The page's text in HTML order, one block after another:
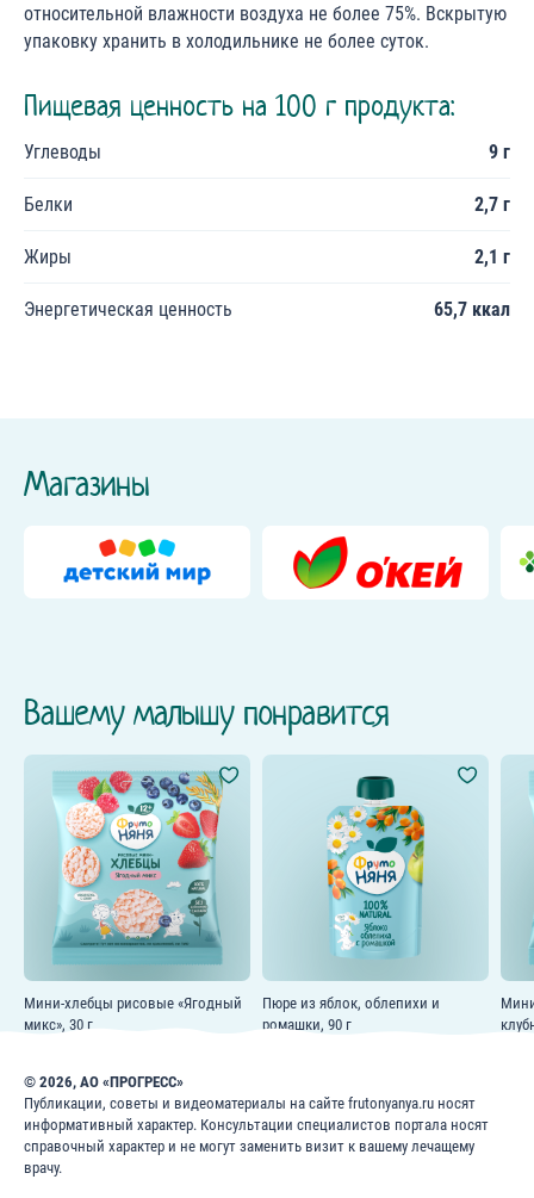
относительной влажности воздуха не более 75%. Вскрытую
упаковку хранить в холодильнике не более суток.
Пищевая ценность на 100 г продукта:
Углеводы 9 г
Белки 2,7 г
Жиры 2,1 г
Энергетическая ценность 65,7 ккал
Магазины
Вашему малышу понравится
Мини-хлебцы рисовые «Ягодный
микс», 30 г
Пюре из яблок, облепихи и
ромашки, 90 г
© 2026, АО «ПРОГРЕСС»
Публикации, советы и видеоматериалы на сайте frutonyanya.ru носят
информативный характер. Консультации специалистов портала носят
справочный характер и не могут заменить визит к вашему лечащему
врачу.